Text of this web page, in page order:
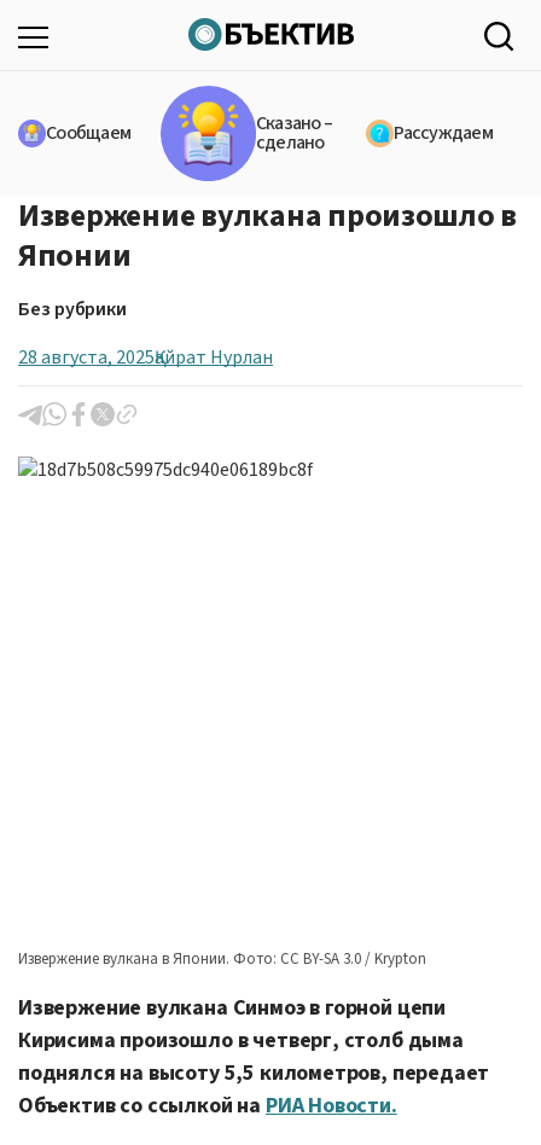
Сообщаем Сказано –
сделано Рассуждаем
Извержение вулкана произошло в
Японии
Без рубрики
28 августа, 2025Қайрат Нурлан
Извержение вулкана в Японии. Фото: CC BY-SA 3.0 / Krypton
Извержение вулкана Синмоэ в горной цепи
Кирисима произошло в четверг, столб дыма
поднялся на высоту 5,5 километров, передает
Объектив со ссылкой на РИА Новости.